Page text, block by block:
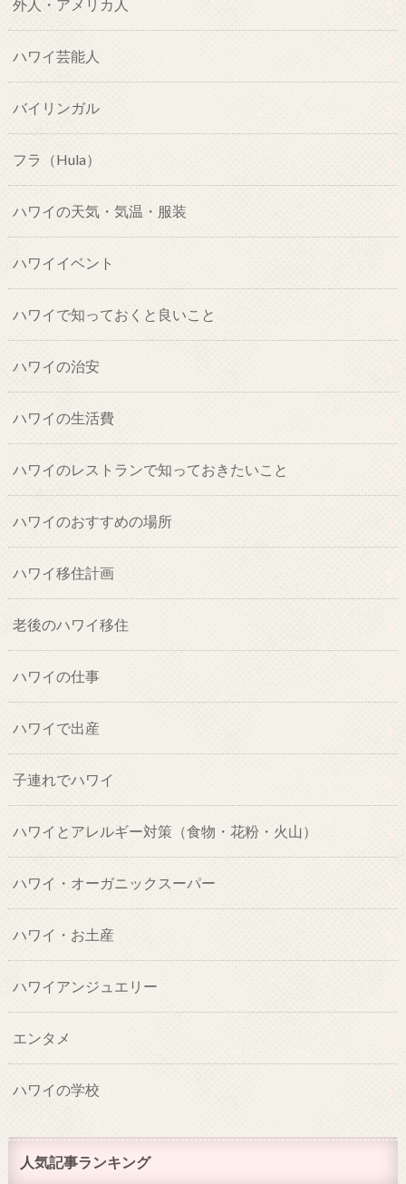
外人・アメリカ人
ハワイ芸能人
バイリンガル
フラ（Hula）
ハワイの天気・気温・服装
ハワイイベント
ハワイで知っておくと良いこと
ハワイの治安
ハワイの生活費
ハワイのレストランで知っておきたいこと
ハワイのおすすめの場所
ハワイ移住計画
老後のハワイ移住
ハワイの仕事
ハワイで出産
子連れでハワイ
ハワイとアレルギー対策（食物・花粉・火山）
ハワイ・オーガニックスーパー
ハワイ・お土産
ハワイアンジュエリー
エンタメ
ハワイの学校
人気記事ランキング